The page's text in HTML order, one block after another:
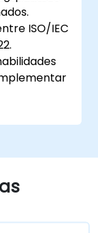
ISO/IEC